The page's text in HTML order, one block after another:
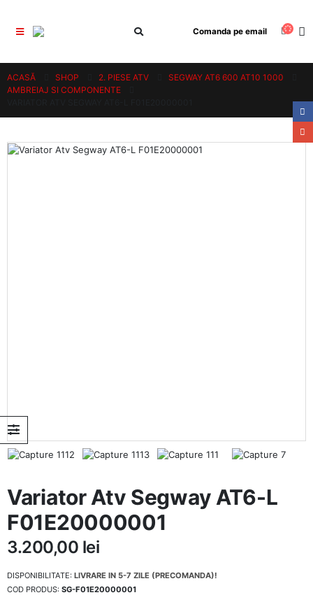
Comanda pe email
ACASĂ SHOP 2. PIESE ATV
SEGWAY AT6 600 AT10 1000
AMBREIAJ SI COMPONENTE
Variator Atv Segway AT6-L
F01E20000001
3.200,00 lei
DISPONIBILITATE: LIVRARE IN 5-7 ZILE (PRECOMANDA)!
COD PRODUS: SG-F01E20000001